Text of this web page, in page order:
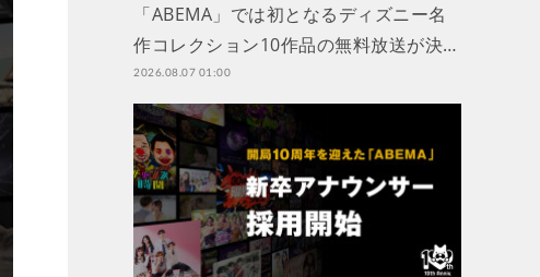
「ABEMA」では初となるディズニー名
作コレクション10作品の無料放送が決…
2026.08.07 01:00